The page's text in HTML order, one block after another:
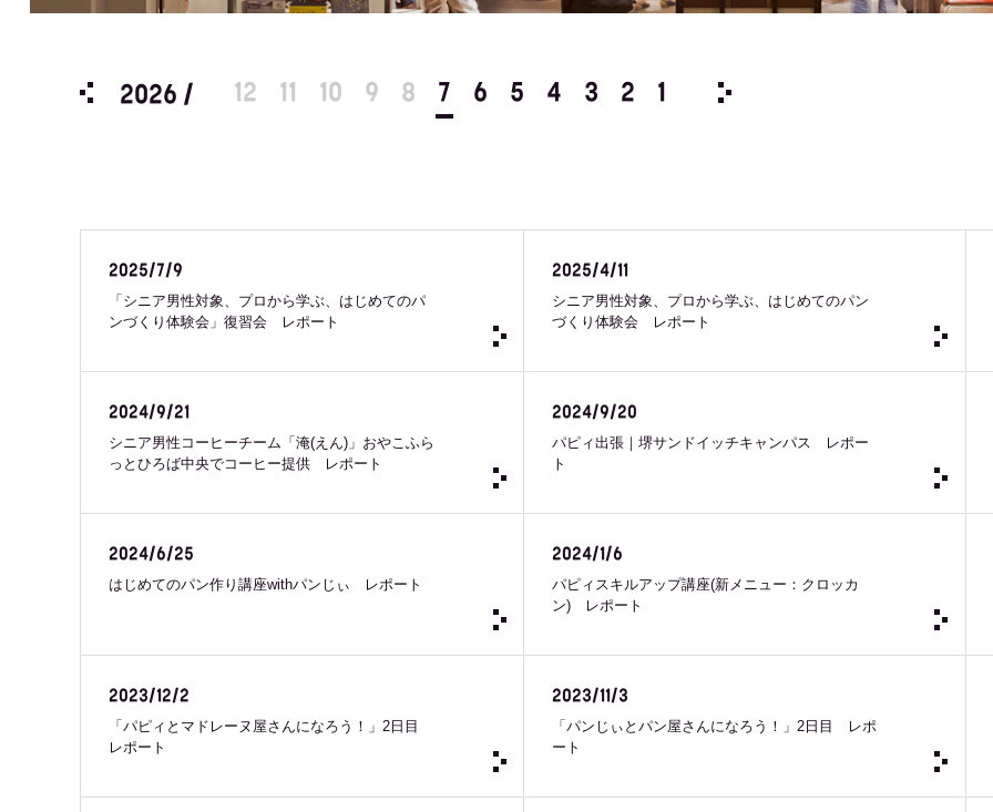
2026 / 12 11 10 9 8 7 6 5 4 3 2 1 2025 /
2025/7/9
「シニア男性対象、プロから学ぶ、はじめてのパ
ンづくり体験会」復習会 レポート
2025/4/11
シニア男性対象、プロから学ぶ、はじめてのパン
づくり体験会 レポート
2024/9/21
シニア男性コーヒーチーム「淹(えん)」おやこふら
っとひろば中央でコーヒー提供 レポート
2024/9/20
パピィ出張｜堺サンドイッチキャンパス レポー
ト
2024/6/25
はじめてのパン作り講座withパンじぃ レポート
2024/1/6
パピィスキルアップ講座(新メニュー：クロッカ
ン) レポート
2023/12/2
「パピィとマドレーヌ屋さんになろう！」2日目
レポート
2023/11/3
「パンじぃとパン屋さんになろう！」2日目 レポ
ート